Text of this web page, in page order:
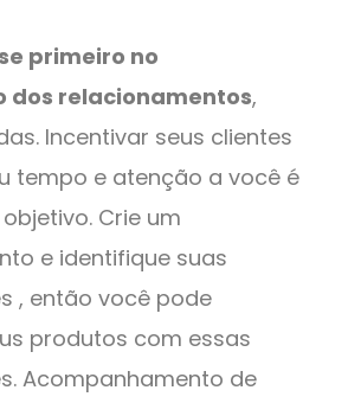
primeiro no
dos relacionamentos,
Incentivar seus clientes
tempo e atenção a você é
Crie um
e identifique suas
, então você pode
produtos com essas
Acompanhamento de